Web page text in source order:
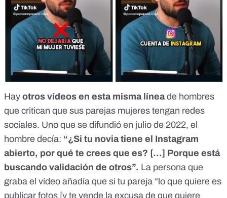
Hay otros vídeos en esta misma líneade hombres
que critican que sus parejas mujeres tengan redes
sociales. Uno que se difundió en julio de 2022, el
hombre decía: “¿Si tu novia tiene el Instagram
abierto, por qué te crees que es? [...] Porque está
buscando validación de otros”. La persona que
graba el vídeo añadía que si tu pareja “lo que quiere es
publicar fotos [y te vende la excusa de que quiere